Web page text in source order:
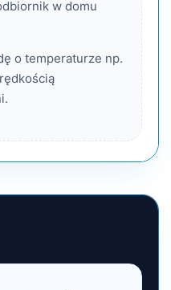
w domu
o temperaturze np.